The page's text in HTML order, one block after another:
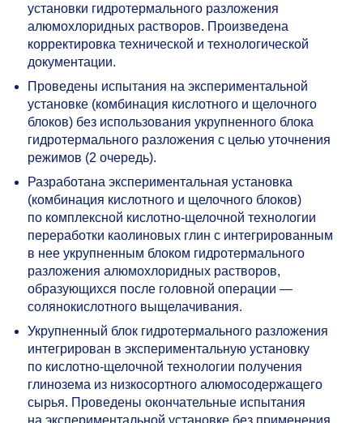
установки гидротермального разложения
алюмохлоридных растворов. Произведена
корректировка технической и технологической
документации.
Проведены испытания на экспериментальной
установке (комбинация кислотного и щелочного
блоков) без использования укрупненного блока
гидротермального разложения с целью уточнения
режимов (2 очередь).
Разработана экспериментальная установка
(комбинация кислотного и щелочного блоков)
по комплексной кислотно-щелочной технологии
переработки каолиновых глин с интегрированным
в нее укрупненным блоком гидротермального
разложения алюмохлоридных растворов,
образующихся после головной операции —
солянокислотного выщелачивания.
Укрупненный блок гидротермального разложения
интегрирован в экспериментальную установку
по кислотно-щелочной технологии получения
глинозема из низкосортного алюмосодержащего
сырья. Проведены окончательные испытания